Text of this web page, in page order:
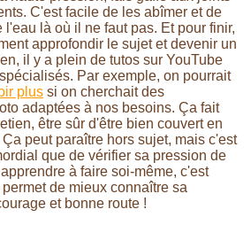
C'est facile de les abîmer et de
l'eau là où il ne faut pas. Et pour finir,
approfondir le sujet et devenir un
il y a plein de tutos sur YouTube
Par exemple, on pourrait
plus si on cherchait des
adaptées à nos besoins. Ça fait
être sûr d'être bien couvert en
peut paraître hors sujet, mais c'est
que de vérifier sa pression de
à faire soi-même, c'est
de mieux connaître sa
et bonne route !